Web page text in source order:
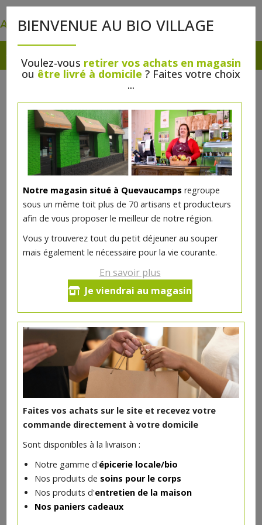
BIENVENUE AU BIO VILLAGE
Voulez-vous retirer vos achats en magasin
ou être livré à domicile ? Faites votre choix
...
Notre magasin situé à Quevaucamps regroupe
sous un même toit plus de 70 artisans et producteurs
afin de vous proposer le meilleur de notre région.
Vous y trouverez tout du petit déjeuner au souper
mais également le nécessaire pour la vie courante.
En savoir plus
Je viendrai au magasin
Faites vos achats sur le site et recevez votre
commande directement à votre domicile
Sont disponibles à la livraison :
Notre gamme d'épicerie locale/bio
Nos produits de soins pour le corps
Nos produits d'entretien de la maison
Nos paniers cadeaux
Moinette ambrée 33cl
2.14€/pc
Ce produit est indisponible pour le moment.
DANS LA MÊME CATÉGORIE ...
Baraque 33 cl Brasserie du Borinage